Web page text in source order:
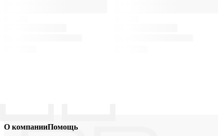
О компанииПомощь